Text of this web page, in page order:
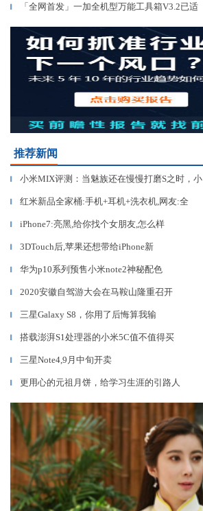
▎ 「全网首发」一加全机型万能工具箱V3.2已适
推荐新闻
▎ 小米MIX评测：当魅族还在慢慢打磨S之时，小
▎ 红米新品全家桶:手机+耳机+洗衣机,网友:全
▎ iPhone7:亮黑,给你找个女朋友,怎么样
▎ 3DTouch后,苹果还想带给iPhone新
▎ 华为p10系列预售小米note2神秘配色
▎ ​2020安徽自驾游大会在马鞍山隆重召开
▎ 三星Galaxy S8，你用了后悔算我输
▎ 搭载澎湃S1处理器的小米5C值不值得买
▎ 三星Note4,9月中旬开卖
▎ 更用心的元祖月饼，给学习生涯的引路人